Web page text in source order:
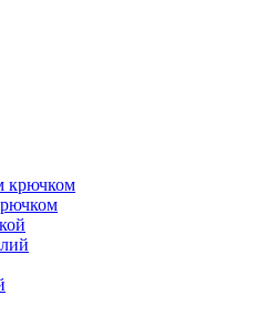
крючком